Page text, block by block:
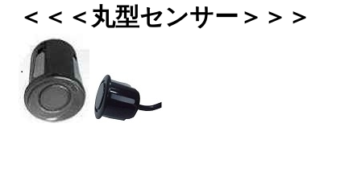
＜＜＜丸型センサー＞＞＞